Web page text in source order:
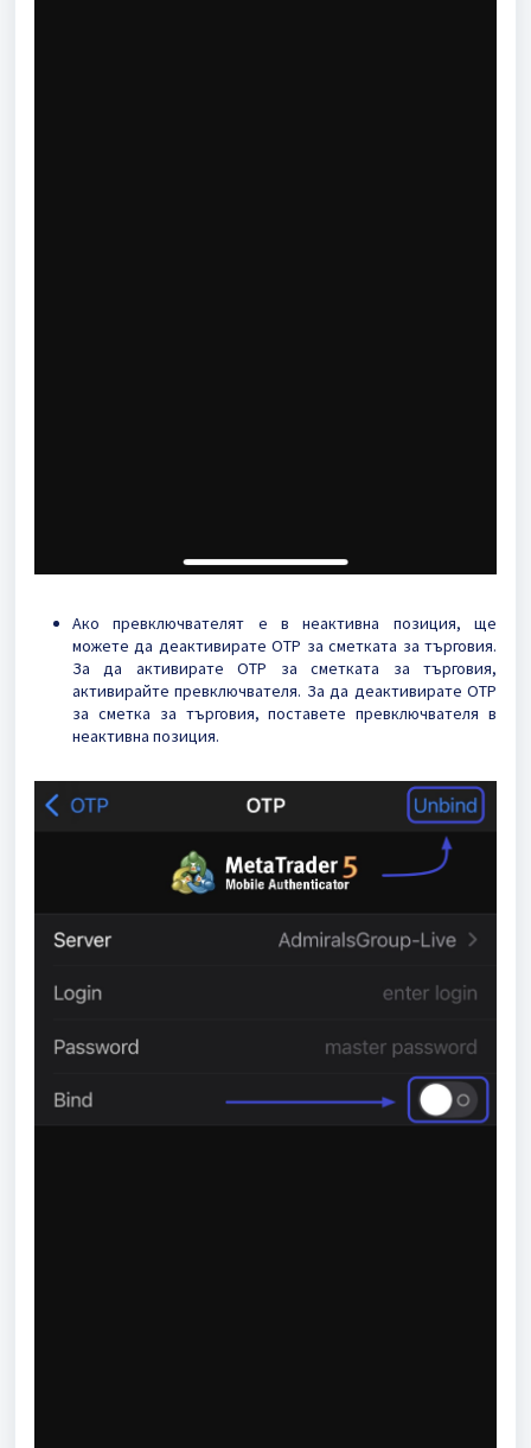
Ако превключвателят е в неактивна позиция, ще
можете да деактивирате OTP за сметката за търговия.
За да активирате OTP за сметката за търговия,
активирайте превключвателя. За да деактивирате OTP
за сметка за търговия, поставете превключвателя в
неактивна позиция.